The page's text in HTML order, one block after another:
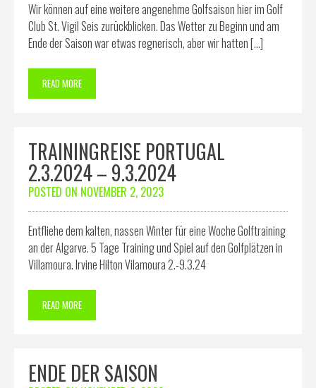
Wir können auf eine weitere angenehme Golfsaison hier im Golf
Club St. Vigil Seis zurückblicken. Das Wetter zu Beginn und am
Ende der Saison war etwas regnerisch, aber wir hatten […]
READ MORE
TRAININGREISE PORTUGAL
2.3.2024 – 9.3.2024
POSTED ON NOVEMBER 2, 2023
Entfliehe dem kalten, nassen Winter für eine Woche Golftraining
an der Algarve. 5 Tage Training und Spiel auf den Golfplätzen in
Villamoura. Irvine Hilton Vilamoura 2.-9.3.24
READ MORE
ENDE DER SAISON